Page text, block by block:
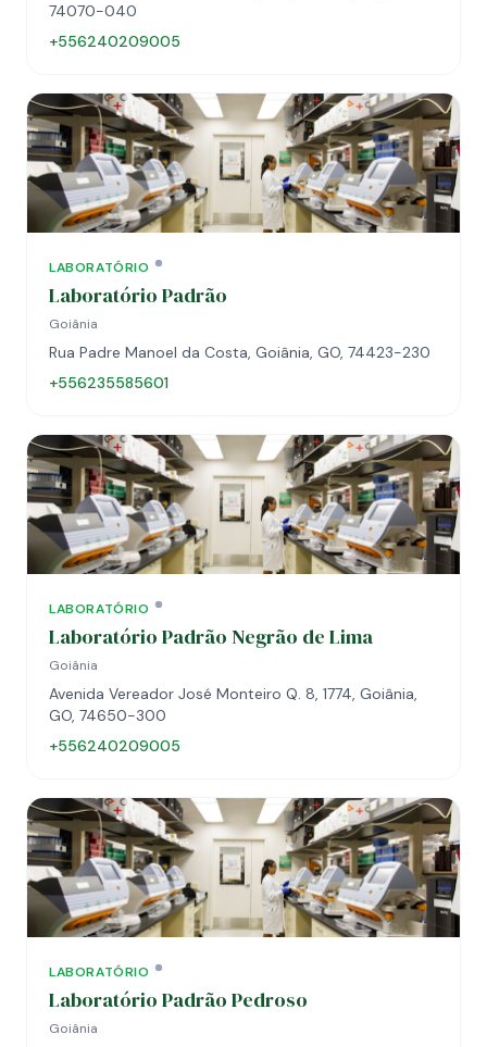
74070-040
+556240209005
LABORATÓRIO
Laboratório Padrão
Goiânia
Rua Padre Manoel da Costa, Goiânia, GO, 74423-230
+556235585601
LABORATÓRIO
Laboratório Padrão Negrão de Lima
Goiânia
Avenida Vereador José Monteiro Q. 8, 1774, Goiânia,
GO, 74650-300
+556240209005
LABORATÓRIO
Laboratório Padrão Pedroso
Goiânia